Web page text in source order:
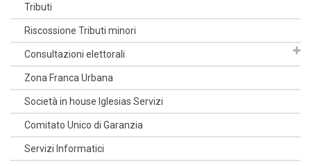
Tributi
Riscossione Tributi minori
Consultazioni elettorali
Zona Franca Urbana
Società in house Iglesias Servizi
Comitato Unico di Garanzia
Servizi Informatici